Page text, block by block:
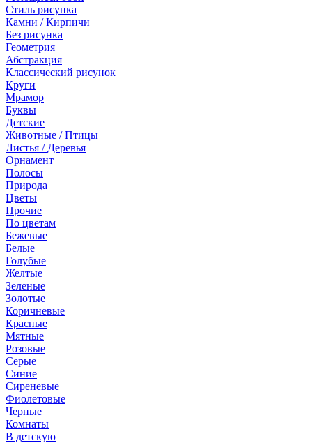
Стиль рисунка
Камни / Кирпичи
Без рисунка
Геометрия
Абстракция
Классический рисунок
Круги
Мрамор
Буквы
Детские
Животные / Птицы
Листья / Деревья
Орнамент
Полосы
Природа
Цветы
Прочие
По цветам
Бежевые
Белые
Голубые
Желтые
Зеленые
Золотые
Коричневые
Красные
Мятные
Розовые
Серые
Синие
Сиреневые
Фиолетовые
Черные
Комнаты
В детскую